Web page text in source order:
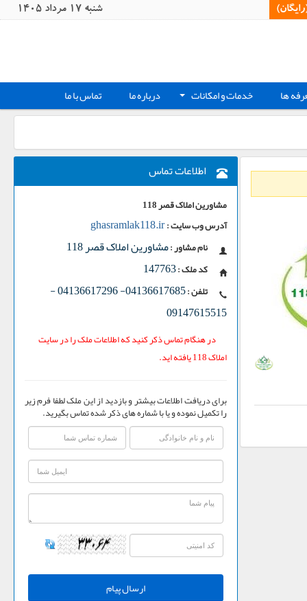
شنبه 17 مرداد 1405
ها + خدمات و امکانات درباره ما تماس با ما
اطلاعات تماس
مشاورین املاک قصر 118
آدرس وب سایت :ghasramlak118.ir
نام مشاور :مشاورین املاک قصر 118
کد ملک :147763
تلفن :04136617685- 04136617296
-
09147615515
در هنگام تماس ذکر کنید که اطلاعات ملک را در سایت
املاک 118 یافته اید.
برای دریافت اطلاعات بیشتر و بازدید از این ملک لطفا فرم زیر
را تکمیل نموده و یا با شماره های ذکر شده تماس بگیرید.
ارسال پیام